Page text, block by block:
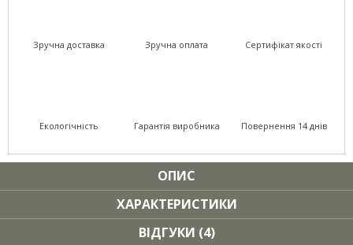
Зручна доставка Зручна оплата Сертифікат якості
Екологічність Гарантія виробника Повернення 14 днів
ОПИС
ХАРАКТЕРИСТИКИ
ВІДГУКИ (4)